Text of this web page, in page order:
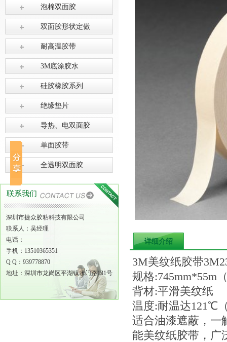
泡棉双面胶
双面胶形状定做
耐高温胶带
3M底涂胶水
硅胶橡胶系列
绝缘垫片
导热、电双面胶
单面胶带
全透明双面胶
联系我们
深圳市捷众胶粘科技有限公司
联系人：吴经理
电话：
手机：13510365351
Q Q：939778870
地址：深圳市龙岗区平湖镇水门路131号
详细介绍
3M美纹纸胶带
规格:745mm*55m
背材:平滑美纹
温度:耐温达121℃
适合油漆遮蔽，一
能美纹纸胶带，广